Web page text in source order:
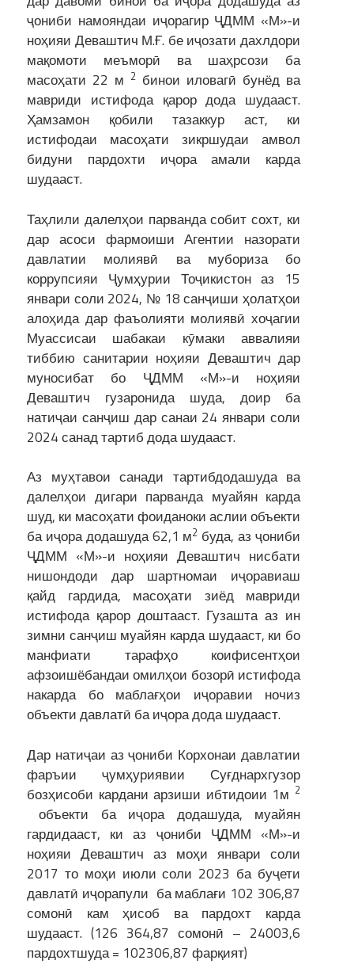
ҷониби намояндаи иҷорагир ҶДММ «М»-и
ноҳияи Деваштич М.Ғ. бе иҷозати дахлдори
мақомоти меъморӣ ва шаҳрсози ба
масоҳати 22 м 2 бинои иловагӣ бунёд ва
мавриди истифода қарор дода шудааст.
Ҳамзамон қобили тазаккур аст, ки
истифодаи масоҳати зикршудаи амвол
бидуни пардохти иҷора амали карда
шудааст.
Таҳлили далелҳои парванда собит сохт, ки
дар асоси фармоиши Агентии назорати
давлатии молиявӣ ва мубориза бо
коррупсияи Ҷумҳурии Тоҷикистон аз 15
январи соли 2024, № 18 санҷиши ҳолатҳои
алоҳида дар фаъолияти молиявӣ хоҷагии
Муассисаи шабакаи кӯмаки аввалияи
тиббию санитарии ноҳияи Деваштич дар
муносибат бо ҶДММ «М»-и ноҳияи
Деваштич гузаронида шуда, доир ба
натиҷаи санҷиш дар санаи 24 январи соли
2024 санад тартиб дода шудааст.
Аз муҳтавои санади тартибдодашуда ва
далелҳои дигари парванда муайян карда
шуд, ки масоҳати фоиданоки аслии объекти
ба иҷора додашуда 62,1 м2 буда, аз ҷониби
ҶДММ «М»-и ноҳияи Деваштич нисбати
нишондоди дар шартномаи иҷоравиаш
қайд гардида, масоҳати зиёд мавриди
истифода қарор доштааст. Гузашта аз ин
зимни санҷиш муайян карда шудааст, ки бо
манфиати тарафҳо коифисентҳои
афзоишёбандаи омилҳои бозорӣ истифода
накарда бо маблағҳои иҷоравии ночиз
объекти давлатӣ ба иҷора дода шудааст.
Дар натиҷаи аз ҷониби Корхонаи давлатии
фаръии ҷумҳуриявии Суғднархгузор
бозҳисоби кардани арзиши ибтидоии 1м 2
объекти ба иҷора додашуда, муайян
гардидааст, ки аз ҷониби ҶДММ «М»-и
ноҳияи Деваштич аз моҳи январи соли
2017 то моҳи июли соли 2023 ба буҷети
давлатӣ иҷорапули ба маблағи 102 306,87
сомонӣ кам ҳисоб ва пардохт карда
шудааст. (126 364,87 сомонӣ – 24003,6
пардохтшуда = 102306,87 фарқият)